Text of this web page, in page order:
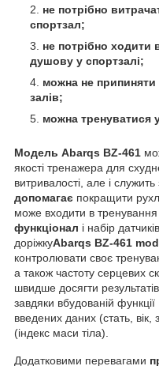
не потрібно
спортзал;
не потрібно ходити
душову у спортзалі;
можна не припиняти
залів;
можна тренуватися
Модель Abarqs BZ-461
якості тренажера для
витривалості, але і
допомагає покращити
може входити в тренування
функціонал і набір
доріжкуAbarqs BZ-461
контролювати своє
а також частоту серцевих
швидше досягти
завдяки вбудованій
введених даних (стать, вік,
(індекс маси тіла).
Додатковими перевагами